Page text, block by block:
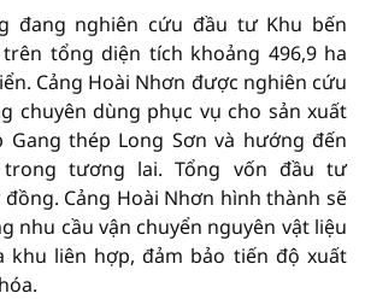
đang nghiên cứu đầu tư Khu bến
tổng diện tích khoảng 496,9 ha
Cảng Hoài Nhơn được nghiên cứu
chuyên dùng phục vụ cho sản xuất
Gang thép Long Sơn và hướng đến
tương lai. Tổng vốn đầu tư
đồng. Cảng Hoài Nhơn hình thành sẽ
nhu cầu vận chuyển nguyên vật liệu
khu liên hợp, đảm bảo tiến độ xuất